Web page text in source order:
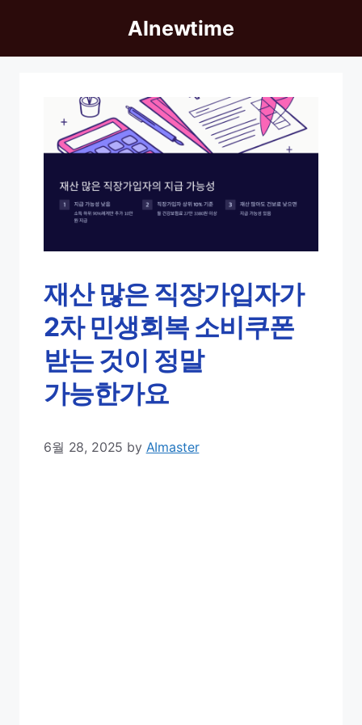
content
AInewtime
재산 많은 직장가입자가
2차 민생회복 소비쿠폰
받는 것이 정말
가능한가요
6월 28, 2025 by AImaster